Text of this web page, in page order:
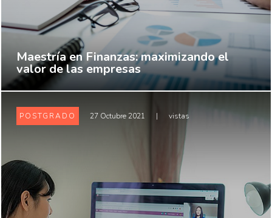
Maestría en Finanzas: maximizando el
valor de las empresas
POSTGRADO 27 Octubre 2021 | vistas